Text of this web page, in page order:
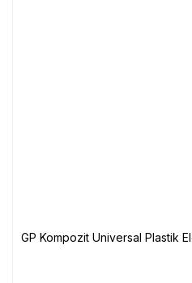
GP Kompozit Universal Plastik